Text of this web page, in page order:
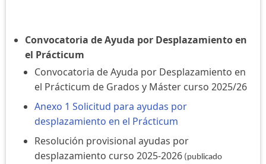
Convocatoria de Ayuda por Desplazamiento en
el Prácticum
Convocatoria de Ayuda por Desplazamiento en
el Prácticum de Grados y Máster curso 2025/26
Anexo 1 Solicitud para ayudas por
desplazamiento en el Prácticum
Resolución provisional ayudas por
desplazamiento curso 2025-2026 (publicado